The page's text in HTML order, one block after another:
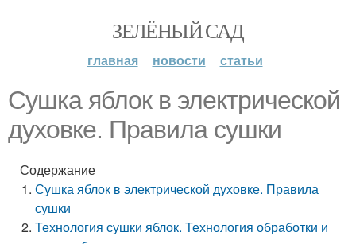
ЗЕЛЁНЫЙ САД
главная новости статьи
Сушка яблок в электрической
духовке. Правила сушки
Содержание
Сушка яблок в электрической духовке. Правила
сушки
Технология сушки яблок. Технология обработки и